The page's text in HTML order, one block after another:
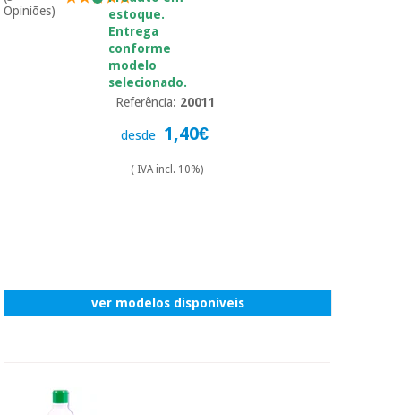
Opiniões)
estoque.
Entrega
conforme
modelo
selecionado.
Referência: 20011
desde 1,40€
( IVA incl. 10%)
ver modelos disponíveis